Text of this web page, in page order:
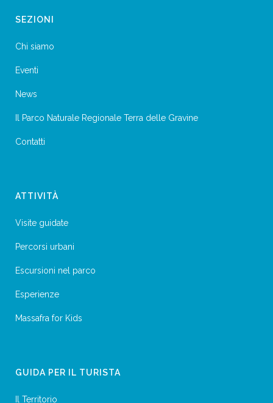
SEZIONI
Chi siamo
Eventi
News
Il Parco Naturale Regionale Terra delle Gravine
Contatti
ATTIVITÀ
Visite guidate
Percorsi urbani
Escursioni nel parco
Esperienze
Massafra for Kids
GUIDA PER IL TURISTA
Il Territorio